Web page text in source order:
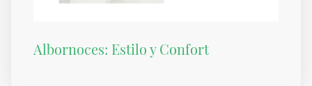
Albornoces: Estilo y Confort